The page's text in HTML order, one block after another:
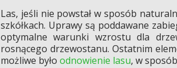
Las, jeśli nie powstał w sposób
szkółkach. Uprawy są poddawane
optymalne warunki wzrostu dla
rosnącego drzewostanu. Ostatnim
możliwe było odnowienie lasu, w